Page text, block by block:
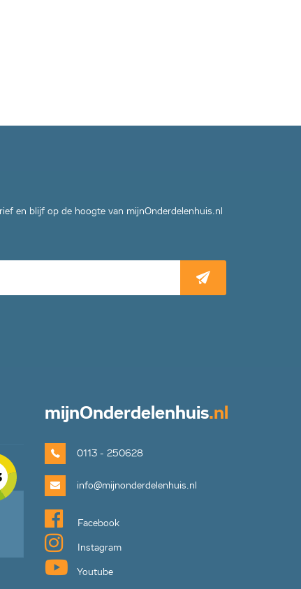
en blijf op de hoogte van mijnOnderdelenhuis.nl
mijnOnderdelenhuis.nl
0113 - 250628
info@mijnonderdelenhuis.nl
Facebook
Instagram
Youtube